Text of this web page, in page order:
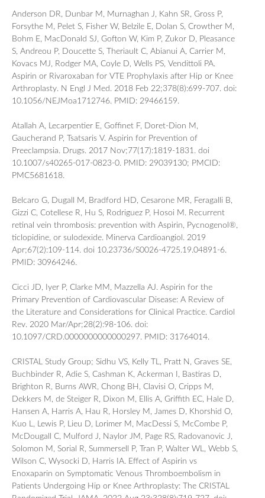
Anderson DR, Dunbar M, Murnaghan J, Kahn SR, Gross P,
Forsythe M, Pelet S, Fisher W, Belzile E, Dolan S, Crowther M,
Bohm E, MacDonald SJ, Gofton W, Kim P, Zukor D, Pleasance
S, Andreou P, Doucette S, Theriault C, Abianui A, Carrier M,
Kovacs MJ, Rodger MA, Coyle D, Wells PS, Vendittoli PA.
Aspirin or Rivaroxaban for VTE Prophylaxis after Hip or Knee
Arthroplasty. N Engl J Med. 2018 Feb 22;378(8):699-707. doi:
10.1056/NEJMoa1712746. PMID: 29466159.
Atallah A, Lecarpentier E, Goffinet F, Doret-Dion M,
Gaucherand P, Tsatsaris V. Aspirin for Prevention of
Preeclampsia. Drugs. 2017 Nov;77(17):1819-1831. doi
10.1007/s40265-017-0823-0. PMID: 29039130; PMCID:
PMC5681618.
Belcaro G, Dugall M, Bradford HD, Cesarone MR, Feragalli B,
Gizzi C, Cotellese R, Hu S, Rodriguez P, Hosoi M. Recurrent
retinal vein thrombosis: prevention with Aspirin, Pycnogenol®,
ticlopidine, or sulodexide. Minerva Cardioangiol. 2019
Apr;67(2):109-114. doi 10.23736/S0026-4725.19.04891-6.
PMID: 30964246.
Cicci JD, Iyer P, Clarke MM, Mazzella AJ. Aspirin for the
Primary Prevention of Cardiovascular Disease: A Review of
the Literature and Considerations for Clinical Practice. Cardiol
Rev. 2020 Mar/Apr;28(2):98-106. doi:
10.1097/CRD.0000000000000297. PMID: 31764014.
CRISTAL Study Group; Sidhu VS, Kelly TL, Pratt N, Graves SE,
Buchbinder R, Adie S, Cashman K, Ackerman I, Bastiras D,
Brighton R, Burns AWR, Chong BH, Clavisi O, Cripps M,
Dekkers M, de Steiger R, Dixon M, Ellis A, Griffith EC, Hale D,
Hansen A, Harris A, Hau R, Horsley M, James D, Khorshid O,
Kuo L, Lewis P, Lieu D, Lorimer M, MacDessi S, McCombe P,
McDougall C, Mulford J, Naylor JM, Page RS, Radovanovic J,
Solomon M, Sorial R, Summersell P, Tran P, Walter WL, Webb S,
Wilson C, Wysocki D, Harris IA. Effect of Aspirin vs
Enoxaparin on Symptomatic Venous Thromboembolism in
Patients Undergoing Hip or Knee Arthroplasty: The CRISTAL